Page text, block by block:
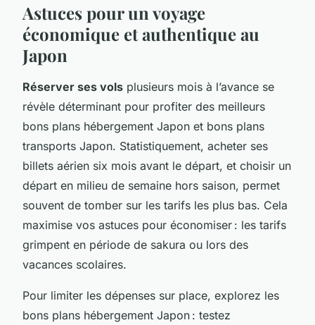
Astuces pour un voyage
économique et authentique au
Japon
Réserver ses vols plusieurs mois à l’avance se
révèle déterminant pour profiter des meilleurs
bons plans hébergement Japon et bons plans
transports Japon. Statistiquement, acheter ses
billets aérien six mois avant le départ, et choisir un
départ en milieu de semaine hors saison, permet
souvent de tomber sur les tarifs les plus bas. Cela
maximise vos astuces pour économiser : les tarifs
grimpent en période de sakura ou lors des
vacances scolaires.
Pour limiter les dépenses sur place, explorez les
bons plans hébergement Japon : testez